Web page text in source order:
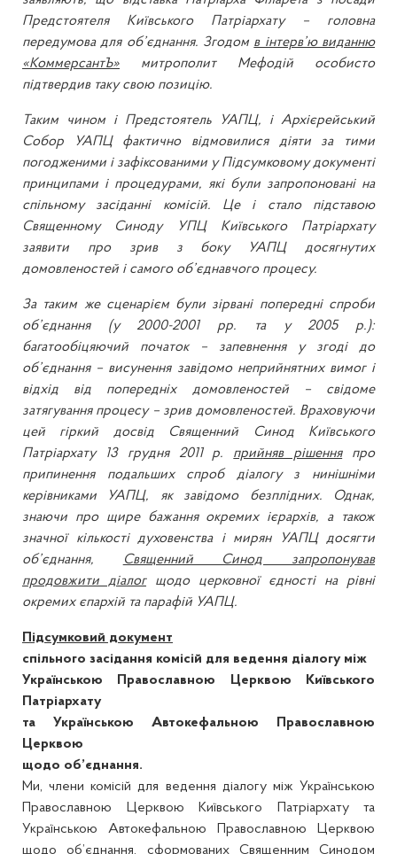
Предстоятеля Київського Патріархату – головна
передумова для об’єднання. Згодом в інтерв’ю виданню
«КоммерсантЪ» митрополит Мефодій особисто
підтвердив таку свою позицію.
Таким чином і Предстоятель УАПЦ, і Архієрейський
Собор УАПЦ фактично відмовилися діяти за тими
погодженими і зафіксованими у Підсумковому документі
принципами і процедурами, які були запропоновані на
спільному засіданні комісій. Це і стало підставою
Священному Синоду УПЦ Київського Патріархату
заявити про зрив з боку УАПЦ досягнутих
домовленостей і самого об’єднавчого процесу.
За таким же сценарієм були зірвані попередні спроби
об’єднання (у 2000-2001 рр. та у 2005 р.):
багатообіцяючий початок – запевнення у згоді до
об’єднання – висунення завідомо неприйнятних вимог і
відхід від попередніх домовленостей – свідоме
затягування процесу – зрив домовленостей. Враховуючи
цей гіркий досвід Священний Синод Київського
Патріархату 13 грудня 2011 р. прийняв рішенняпро
припинення подальших спроб діалогу з нинішніми
керівниками УАПЦ, як завідомо безплідних. Однак,
знаючи про щире бажання окремих ієрархів, а також
значної кількості духовенства і мирян УАПЦ досягти
об’єднання,
Священний Синод запропонував
продовжити діалогщодо церковної єдності на рівні
окремих єпархій та парафій УАПЦ.
Підсумковий документ
спільного засідання комісій для ведення діалогу між
Українською Православною Церквою Київського
Патріархату
та Українською Автокефальною Православною
Церквою
щодо об’єднання.
Ми, члени комісій для ведення діалогу між Українською
Православною Церквою Київського Патріархату та
Українською Автокефальною Православною Церквою
щодо об’єднання, сформованих Священним Синодом